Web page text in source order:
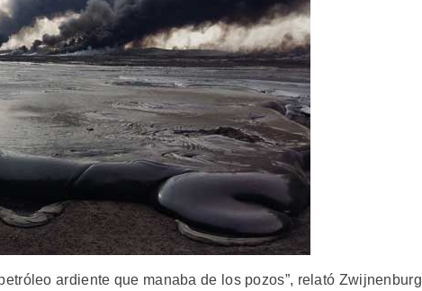
ardiente que manaba de los pozos”, relató Zwijnenburg